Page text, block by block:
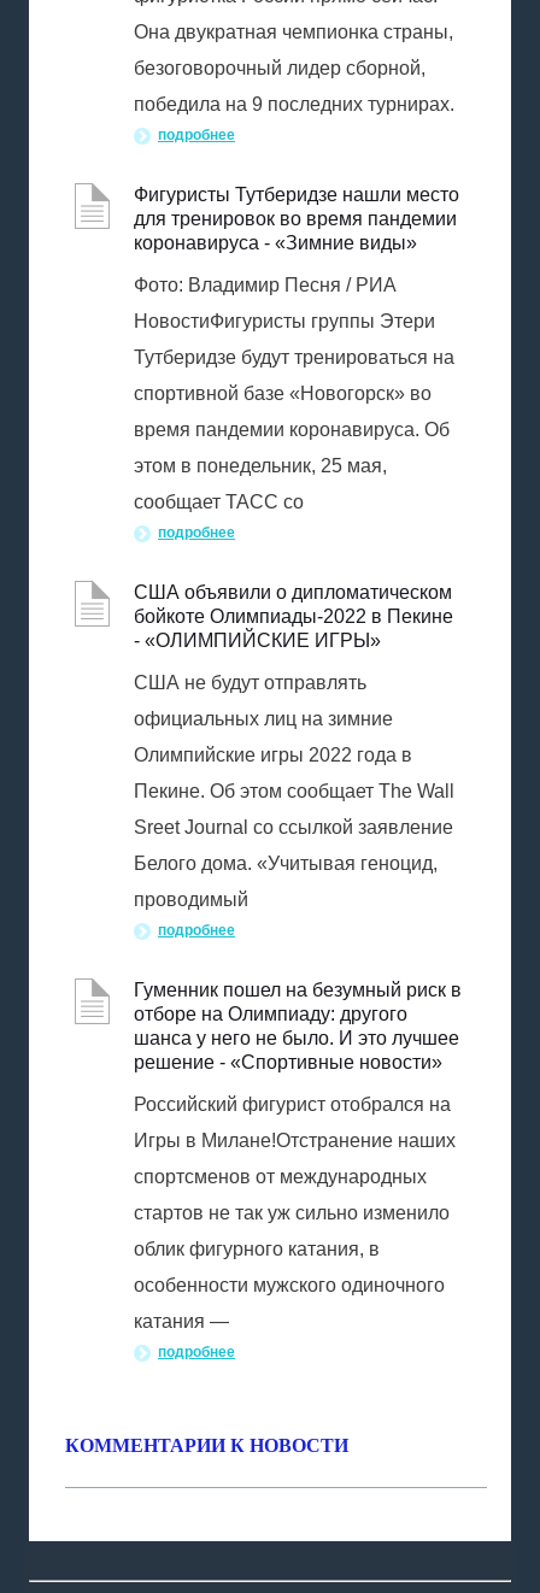
Она двукратная чемпионка страны,
безоговорочный лидер сборной,
победила на 9 последних турнирах.
подробнее
Фигуристы Тутберидзе нашли место
для тренировок во время пандемии
коронавируса - «Зимние виды»
Фото: Владимир Песня / РИА
НовостиФигуристы группы Этери
Тутберидзе будут тренироваться на
спортивной базе «Новогорск» во
время пандемии коронавируса. Об
этом в понедельник, 25 мая,
сообщает ТАСС со
подробнее
CША объявили о дипломатическом
бойкоте Олимпиады-2022 в Пекине
- «ОЛИМПИЙСКИЕ ИГРЫ»
США не будут отправлять
официальных лиц на зимние
Олимпийские игры 2022 года в
Пекине. Об этом сообщает The Wall
Sreet Journal со ссылкой заявление
Белого дома. «Учитывая геноцид,
проводимый
подробнее
Гуменник пошел на безумный риск в
отборе на Олимпиаду: другого
шанса у него не было. И это лучшее
решение - «Спортивные новости»
Российский фигурист отобрался на
Игры в Милане!Отстранение наших
спортсменов от международных
стартов не так уж сильно изменило
облик фигурного катания, в
особенности мужского одиночного
катания —
подробнее
КОММЕНТАРИИ К НОВОСТИ